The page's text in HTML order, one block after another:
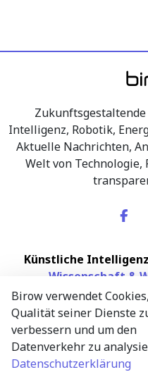
Intelligenz, Robotik,
Aktuelle Nachrichten,
Welt von Technologie,
Künstliche Intelligenz
Wissenschaft &
Newsletter
Wissenschaftliche
– maximal eine E-Mail
Birow verwendet
Qualität seiner Dienste
verbessern und um den
Datenverkehr zu
Datenschutzerklärung